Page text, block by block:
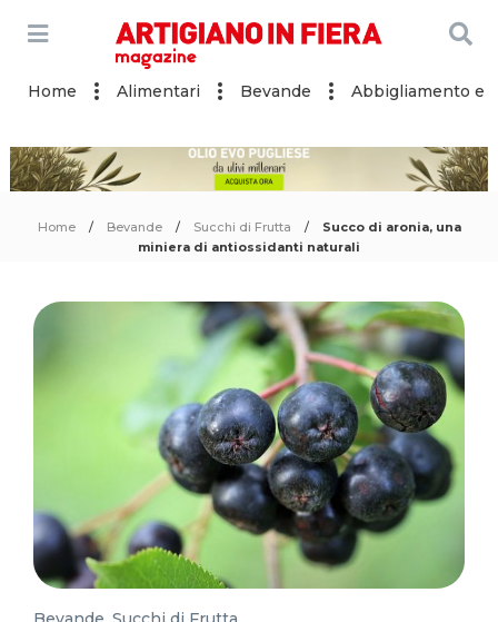
Home Alimentari Bevande Abbigliamento e
Home Bevande Succhi di Frutta
Succo di aronia, una
miniera di antiossidanti naturali